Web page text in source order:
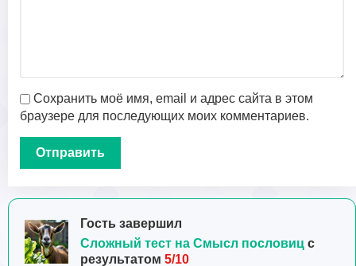
Сохранить моё имя, email и адрес сайта в этом
браузере для последующих моих комментариев.
Гость завершил
Сложный тест на Смысл пословиц с
результатом 5/10